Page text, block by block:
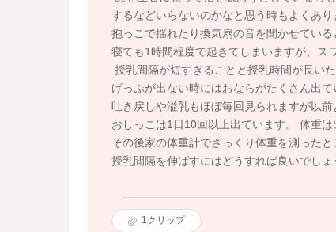
するなどいらないのかなと思う時もよくあり
抱っこで揺れたり換気扇の音を聞かせてい
寝ても1時間程度で起きてしまいますが、ス
授乳間隔が短すぎることと授乳時間が長い
げっぷが出ない時にはおならがたくさん出
吐き戻しや溢乳もほぼ毎回見られますが以前
おしっこは1日10回以上出ています。 体重
その後家の体重計でざっくり体重を測った
授乳間隔を伸ばすにはどうすれば良いでしょ
1クリップ